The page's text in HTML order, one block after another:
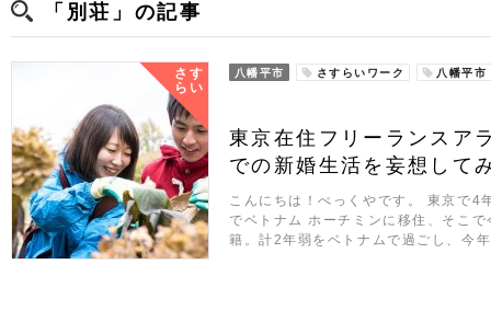
「別荘」の記事
さす
らい
八幡平市 さすらいワーク 八幡平市
東京在住フリーランスア
での新婚生活を妄想して
こんにちは！べっくやです。 東京で4
でベトナム ホーチミンに移住、そこ
籍。計2年弱をベトナムで過ごし、今